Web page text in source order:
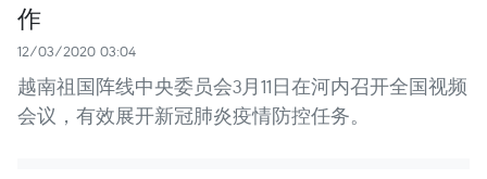
作
12/03/2020 03:04
越南祖国阵线中央委员会3月11日在河内召开全国视频
会议，有效展开新冠肺炎疫情防控任务。